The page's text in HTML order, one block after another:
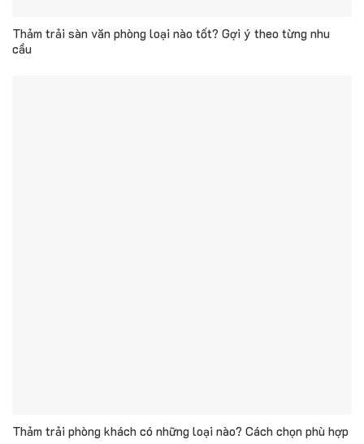
Thảm trải sàn văn phòng loại nào tốt? Gợi ý theo từng nhu
cầu
Thảm trải phòng khách có những loại nào? Cách chọn phù hợp